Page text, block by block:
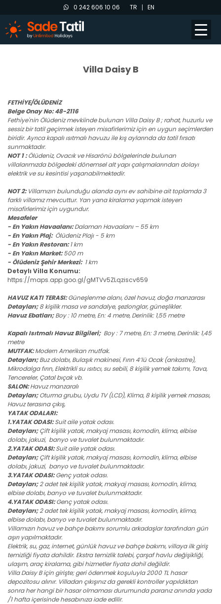
0 242 606 10 06 TR EN
Villa Daisy B
FETHİYE/ÖLÜDENİZ
Belge Onay No: 48-2116
Fethiye'nin Ölüdeniz mevkiinde bulunan Villa Daisy B ; rahat, huzurlu ve
sessiz bir tatil geçirmek isteyen misafirlerimiz için en uygun seçimlerden
biridir. Ayrıca kapalı ısıtmalı havuzu ile kış aylarında da tatil fırsatı
sunmaktadır.
NOT 1 :Ölüdeniz, Ovacık ve Hisarönü bölgelerinde bulunan
villalarımızda bölgedeki dönemsel alt yapı çalışmalarından dolayı
elektrik ve su kesintisi yaşanabilmektedir.
NOT 2:Villamızın bulunduğu alanda aynı ev sahibine ait toplamda 3
farklı villamız mevcuttur. Yan yana kiralama yapmak isteyen
misafirlerimiz için uygundur.
Mesafeler
- En Yakın Havaalanı:Dalaman Havaalanı – 55 km
- En Yakın Plaj: Ölüdeniz Plajı - 5 km
- En Yakın Restoran:1 km
- En Yakın Market:500 m
- Ölüdeniz Şehir Merkezi: 1 km
Detaylı Villa Konumu:
https://maps.app.goo.gl/gMTVv5ZLqziscv659
HAVUZ KATI TERASI:Güneşlenme alanı, özel havuz, doğa manzarası
Detayları;8 kişilik masa ve sandalye, şezlonglar, güneşlikler.
Havuz Ebatları;Boy : 10 metre, En: 4 metre, Derinlik: 1,55 metre
Kapalı Isıtmalı Havuz Bilgileri; Boy : 7 metre, En: 3 metre, Derinlik: 1,45
metre
MUTFAK:Modern Amerikan mutfak.
Detayları;Buz dolabı, Bulaşık makinesi, Fırın 4’lü Ocak (ankastre),
Mikrodalga fırın, Elektrikli su ısıtıcı, su sebili, 8 kişilik yemek takımı, Tava,
Tencereler, Çatal bıçak vb.
SALON:Havuz manzaralı
Detayları;Oturma grubu, Uydu TV (LCD), Klima, 8 kişilik yemek masası,
Havuz terasına çıkış,
YATAK ODALARI:
1.YATAK ODASI:Suit aile yatak odası.
Detayları;Çift kişilik yatak, makyaj masası, komodin, klima, elbise
dolabı, jakuzi, banyo ve tuvalet bulunmaktadır.
2.YATAK ODASI:Suit aile yatak odası.
Detayları;Çift kişilik yatak, makyaj masası, komodin, klima, elbise
dolabı, jakuzi, banyo ve tuvalet bulunmaktadır.
3.YATAK ODASI:Genç yatak odası.
Detayları;2 adet tek kişilik yatak, makyaj masası, komodin, klima,
elbise dolabı, banyo ve tuvalet bulunmaktadır.
4.YATAK ODASI:Genç yatak odası.
Detayları;2 adet tek kişilik yatak, makyaj masası, komodin, klima,
elbise dolabı, banyo ve tuvalet bulunmaktadır.
Villamızın havuz ve bahçe bakımı sorumlu arkadaşlar tarafından gün
aşırı yapılmaktadır.
Elektrik, su, gaz, internet, günlük havuz ve bahçe bakımı, villaya ilk giriş
temizliği fiyata dahildir. Ekstra temizlik talebi, çarşaf havlu değişikliği,
ulaşım, araç kiralama, gibi hizmetler fiyata dahil değildir.
Villa Daisy B için girişte; geri ödenmek koşuluyla 2000 TL hasar
depozitosu alınır. Villadan çıkışınız da gerekli kontroller yapıldıktan
sonra her hangi bir hasar olmaması durumunda paranız anında yada
/1 hafta içerisinde hesabınıza iade edilir.